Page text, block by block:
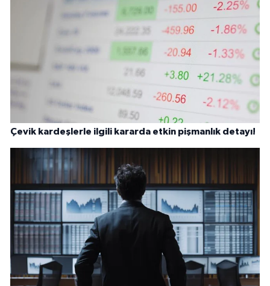
Çevik kardeşlerle ilgili kararda etkin pişmanlık detayı!